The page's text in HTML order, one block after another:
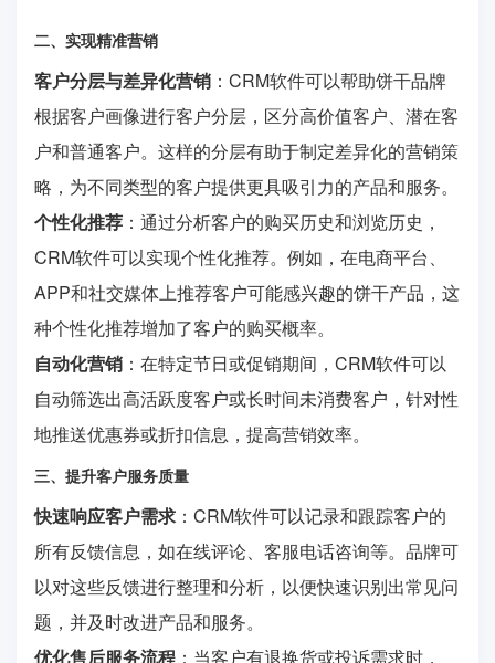
二、实现精准营销
客户分层与差异化营销 ：CRM软件可以帮助饼干品牌
根据客户画像进行客户分层，区分高价值客户、潜在客
户和普通客户。这样的分层有助于制定差异化的营销策
略，为不同类型的客户提供更具吸引力的产品和服务。
个性化推荐 ：通过分析客户的购买历史和浏览历史，
CRM软件可以实现个性化推荐。例如，在电商平台、
APP和社交媒体上推荐客户可能感兴趣的饼干产品，这
种个性化推荐增加了客户的购买概率。
自动化营销 ：在特定节日或促销期间，CRM软件可以
自动筛选出高活跃度客户或长时间未消费客户，针对性
地推送优惠券或折扣信息，提高营销效率。
三、提升客户服务质量
快速响应客户需求 ：CRM软件可以记录和跟踪客户的
所有反馈信息，如在线评论、客服电话咨询等。品牌可
以对这些反馈进行整理和分析，以便快速识别出常见问
题，并及时改进产品和服务。
优化售后服务流程 ：当客户有退换货或投诉需求时，